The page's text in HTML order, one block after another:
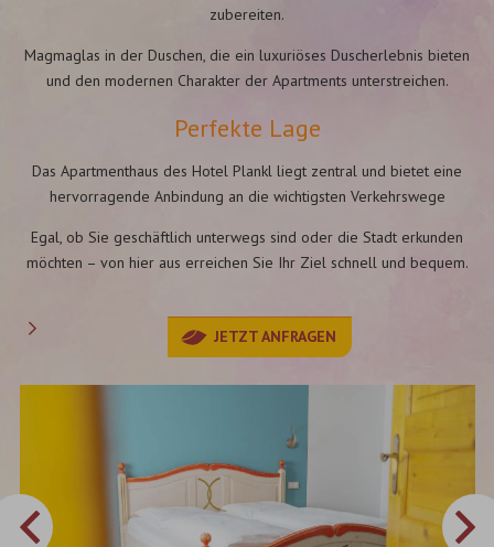
zubereiten.
Magmaglas in der Duschen, die ein luxuriöses Duscherlebnis bieten
und den modernen Charakter der Apartments unterstreichen.
Perfekte Lage
Das Apartmenthaus des Hotel Plankl liegt zentral und bietet eine
hervorragende Anbindung an die wichtigsten Verkehrswege
Egal, ob Sie geschäftlich unterwegs sind oder die Stadt erkunden
möchten – von hier aus erreichen Sie Ihr Ziel schnell und bequem.
JETZT ANFRAGEN